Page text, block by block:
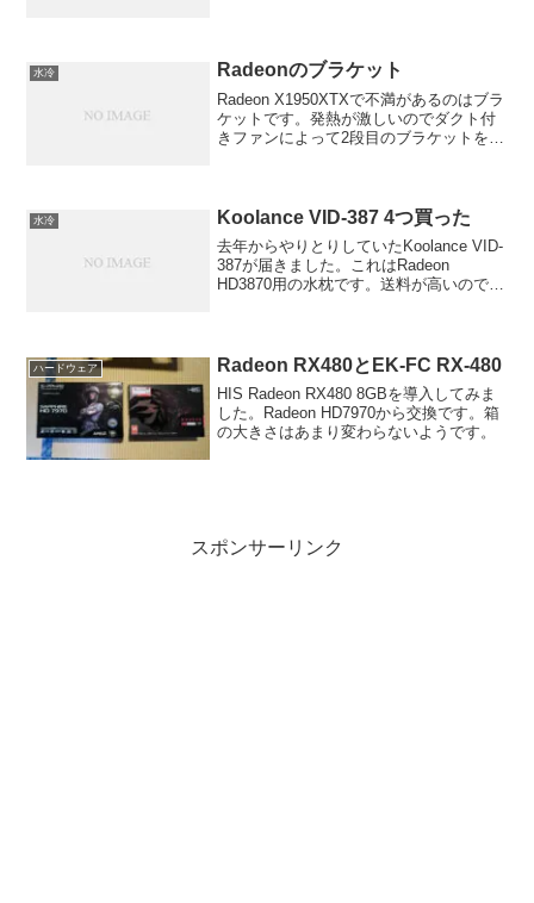
水冷 Radeonのブラケット
Radeon X1950XTXで不満があるのはブラ
ケットです。発熱が激しいのでダクト付
きファンによって2段目のブラケットを通
水冷 Koolance VID-387 4つ買った
去年からやりとりしていたKoolance VID-
387が届きました。これはRadeon
HD3870用の水枕です。送料が高いのでま
ハードウェア Radeon RX480とEK-FC RX-480
HIS Radeon RX480 8GBを導入してみま
した。Radeon HD7970から交換です。箱
の大きさはあまり変わらないようです。
スポンサーリンク